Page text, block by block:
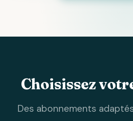
Choisissez
Des abonnements